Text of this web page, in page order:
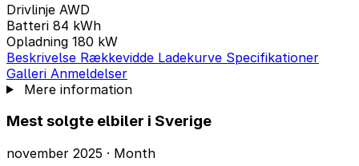
Drivlinje AWD
Batteri 84 kWh
Opladning 180 kW
Beskrivelse Rækkevidde Ladekurve Specifikationer
Galleri Anmeldelser
Mere information
Mest solgte elbiler i Sverige
november 2025 · Month